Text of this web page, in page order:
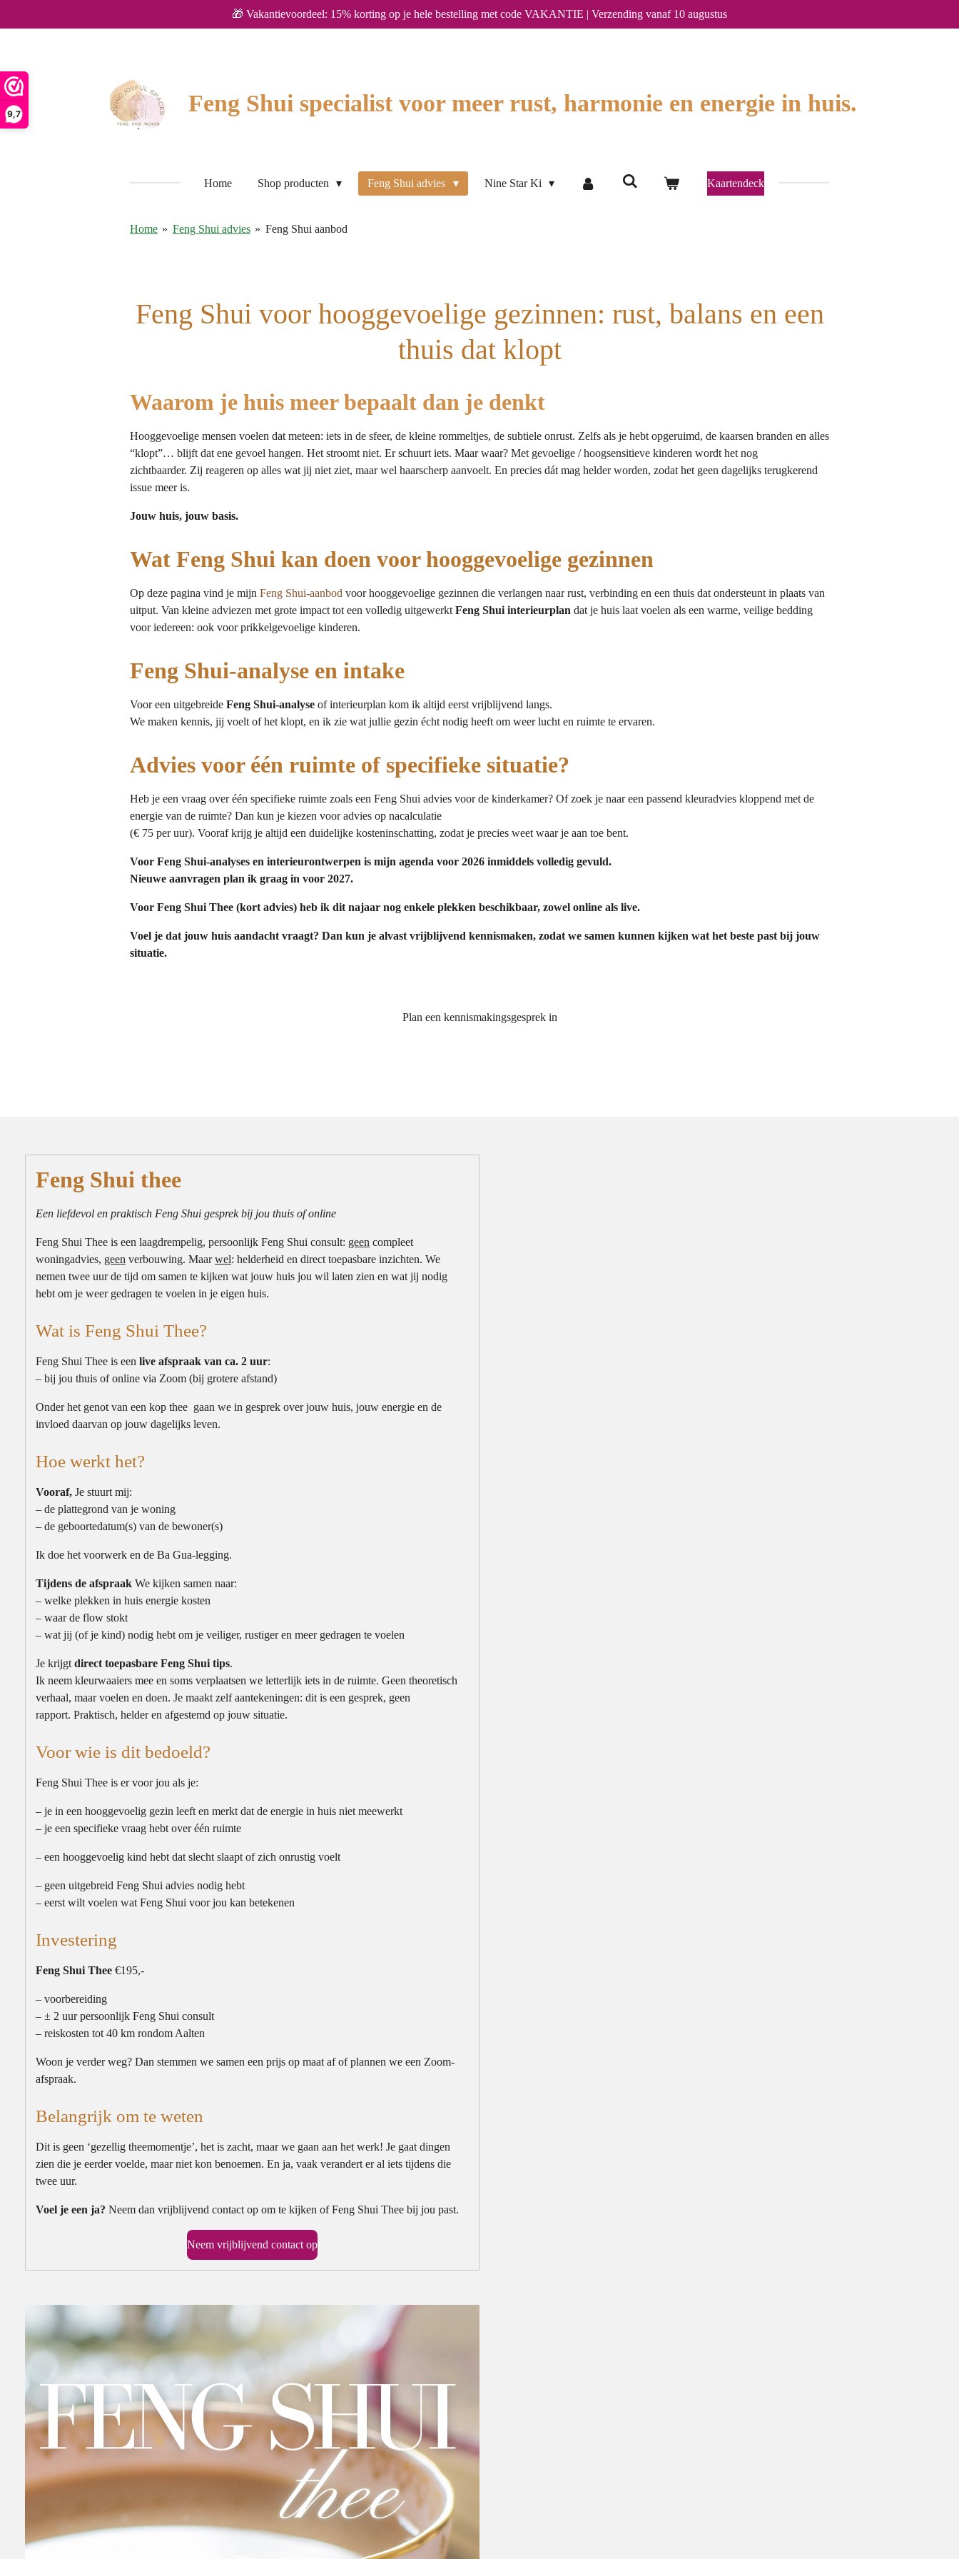
9,7
direct
hoofdinhoud
🎁 Vakantievoordeel: 15% korting op je hele bestelling met code VAKANTIE | Verzending vanaf 10 augustus
Feng Shui specialist voor meer rust, harmonie en energie in huis.
Home Shop producten Feng Shui advies Nine Star Ki Kaartendeck
Home » Feng Shui advies » Feng Shui aanbod
Feng Shui voor hooggevoelige gezinnen: rust, balans en een
thuis dat klopt
Waarom je huis meer bepaalt dan je denkt
Hooggevoelige mensen voelen dat meteen: iets in de sfeer, de kleine rommeltjes, de subtiele onrust. Zelfs als je hebt opgeruimd, de kaarsen branden en alles
“klopt”… blijft dat ene gevoel hangen. Het stroomt niet. Er schuurt iets. Maar waar? Met gevoelige / hoogsensitieve kinderen wordt het nog
zichtbaarder. Zij reageren op alles wat jij niet ziet, maar wel haarscherp aanvoelt. En precies dát mag helder worden, zodat het geen dagelijks terugkerend
issue meer is.
Jouw huis, jouw basis.
Wat Feng Shui kan doen voor hooggevoelige gezinnen
Op deze pagina vind je mijn Feng Shui-aanbod voor hooggevoelige gezinnen die verlangen naar rust, verbinding en een thuis dat ondersteunt in plaats van
uitput. Van kleine adviezen met grote impact tot een volledig uitgewerkt Feng Shui interieurplan dat je huis laat voelen als een warme, veilige bedding
voor iedereen: ook voor prikkelgevoelige kinderen.
Feng Shui-analyse en intake
Voor een uitgebreide Feng Shui-analyse of interieurplan kom ik altijd eerst vrijblijvend langs.
We maken kennis, jij voelt of het klopt, en ik zie wat jullie gezin écht nodig heeft om weer lucht en ruimte te ervaren.
Advies voor één ruimte of specifieke situatie?
Heb je een vraag over één specifieke ruimte zoals een Feng Shui advies voor de kinderkamer? Of zoek je naar een passend kleuradvies kloppend met de
energie van de ruimte? Dan kun je kiezen voor advies op nacalculatie
(€ 75 per uur). Vooraf krijg je altijd een duidelijke kosteninschatting, zodat je precies weet waar je aan toe bent.
Voor Feng Shui-analyses en interieurontwerpen is mijn agenda voor 2026 inmiddels volledig gevuld.
Nieuwe aanvragen plan ik graag in voor 2027.
Voor Feng Shui Thee (kort advies) heb ik dit najaar nog enkele plekken beschikbaar, zowel online als live.
Voel je dat jouw huis aandacht vraagt? Dan kun je alvast vrijblijvend kennismaken, zodat we samen kunnen kijken wat het beste past bij jouw
situatie.
Plan een kennismakingsgesprek in
Feng Shui thee
Een liefdevol en praktisch Feng Shui gesprek bij jou thuis of online
Feng Shui Thee is een laagdrempelig, persoonlijk Feng Shui consult: geen compleet
woningadvies, geen verbouwing. Maarwel: helderheid en direct toepasbare inzichten. We
nemen twee uur de tijd om samen te kijken wat jouw huis jou wil laten zien en wat jij nodig
hebt om je weer gedragen te voelen in je eigen huis.
Wat is Feng Shui Thee?
Feng Shui Thee is een live afspraak van ca. 2 uur:
– bij jou thuis of online via Zoom (bij grotere afstand)
Onder het genot van een kop thee gaan we in gesprek over jouw huis, jouw energie en de
invloed daarvan op jouw dagelijks leven.
Hoe werkt het?
Vooraf, Je stuurt mij:
– de plattegrond van je woning
– de geboortedatum(s) van de bewoner(s)
Ik doe het voorwerk en de Ba Gua-legging.
Tijdens de afspraak We kijken samen naar:
– welke plekken in huis energie kosten
– waar de flow stokt
– wat jij (of je kind) nodig hebt om je veiliger, rustiger en meer gedragen te voelen
Je krijgt direct toepasbare Feng Shui tips.
Ik neem kleurwaaiers mee en soms verplaatsen we letterlijk iets in de ruimte. Geen theoretisch
verhaal, maar voelen en doen. Je maakt zelf aantekeningen: dit is een gesprek, geen
rapport. Praktisch, helder en afgestemd op jouw situatie.
Voor wie is dit bedoeld?
Feng Shui Thee is er voor jou als je:
– je in een hooggevoelig gezin leeft en merkt dat de energie in huis niet meewerkt
– je een specifieke vraag hebt over één ruimte
– een hooggevoelig kind hebt dat slecht slaapt of zich onrustig voelt
– geen uitgebreid Feng Shui advies nodig hebt
– eerst wilt voelen wat Feng Shui voor jou kan betekenen
Investering
Feng Shui Thee €195,-
– voorbereiding
– ± 2 uur persoonlijk Feng Shui consult
– reiskosten tot 40 km rondom Aalten
Woon je verder weg? Dan stemmen we samen een prijs op maat af of plannen we een Zoom-
afspraak.
Belangrijk om te weten
Dit is geen ‘gezellig theemomentje’, het is zacht, maar we gaan aan het werk! Je gaat dingen
zien die je eerder voelde, maar niet kon benoemen. En ja, vaak verandert er al iets tijdens die
twee uur.
Voel je een ja? Neem dan vrijblijvend contact op om te kijken of Feng Shui Thee bij jou past.
Neem vrijblijvend contact op